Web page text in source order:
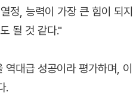
정, 능력이 가장 큰 힘이 되
될 것 같다."
역대급 성공이라 평가하며,
.